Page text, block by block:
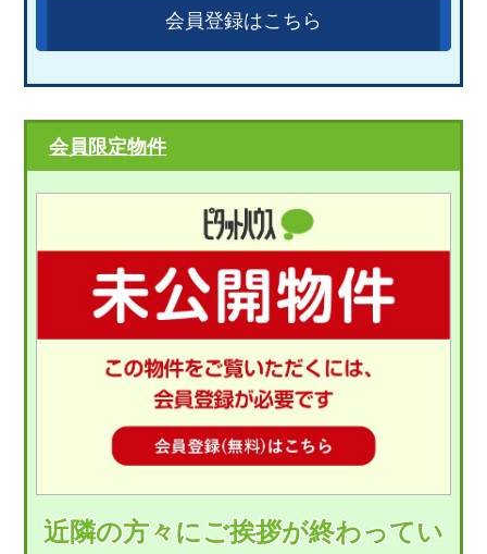
会員登録はこちら
会員限定物件
近隣の方々にご挨拶が終わってい